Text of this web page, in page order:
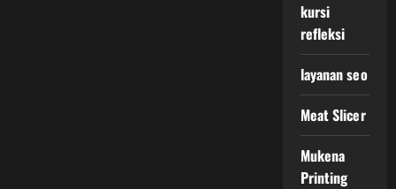
kursi
refleksi
layanan seo
Meat Slicer
Mukena
Printing